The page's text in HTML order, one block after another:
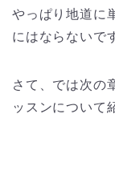
やっぱり地道に
にはならないで
さて、では次の
ッスンについて